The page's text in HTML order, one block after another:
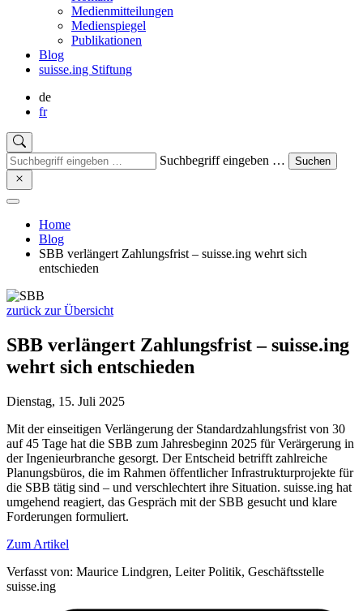
Medienmitteilungen
Medienspiegel
Publikationen
Blog
suisse.ing Stiftung
de
fr
Suchbegriff eingeben … Suchen
Home
Blog
SBB verlängert Zahlungsfrist – suisse.ing wehrt sich
entschieden
zurück zur Übersicht
SBB verlängert Zahlungsfrist – suisse.ing
wehrt sich entschieden
Dienstag, 15. Juli 2025
Mit der einseitigen Verlängerung der Standardzahlungsfrist von 30
auf 45 Tage hat die SBB zum Jahresbeginn 2025 für Verärgerung in
der Ingenieurbranche gesorgt. Der Entscheid betrifft zahlreiche
Planungsbüros, die im Rahmen öffentlicher Infrastrukturprojekte für
die SBB tätig sind – und verschlechtert ihre Situation. suisse.ing hat
umgehend reagiert, das Gespräch mit der SBB gesucht und klare
Forderungen formuliert.
Zum Artikel
Verfasst von: Maurice Lindgren, Leiter Politik, Geschäftsstelle
suisse.ing